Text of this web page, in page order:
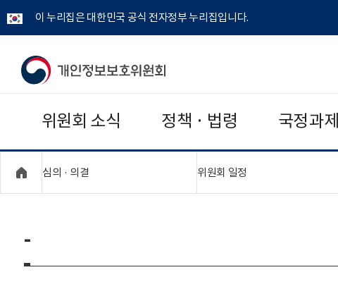
이 누리집은 대한민국 공식 전자정부 누리집입니다.
개
보
보
위
위원회 소식 정책 · 법령 국정과제
심의 · 의결 위원회 일정
-